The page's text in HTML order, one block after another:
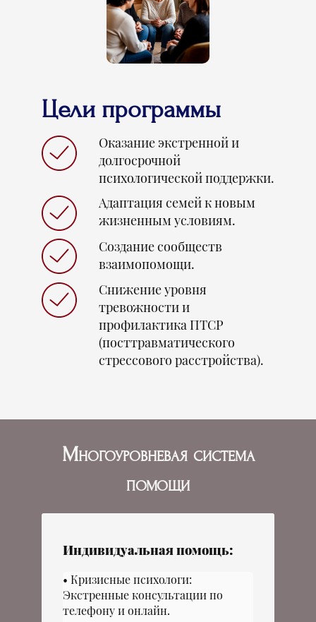
Цели программы
Оказание экстренной и
долгосрочной
психологической поддержки.
Адаптация семей к новым
жизненным условиям.
Создание сообществ
взаимопомощи.
Снижение уровня
тревожности и
профилактика ПТСР
(посттравматического
стрессового расстройства).
Многоуровневая система
помощи
Индивидуальная помощь:
Кризисные психологи:
Экстренные консультации по
телефону и онлайн.